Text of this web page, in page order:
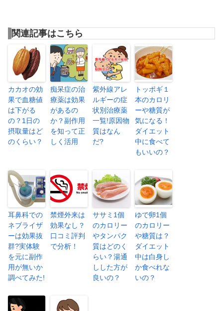
関連記事はこちら
カカオの効
果で血糖値
は下がる
の？1日の
摂取量はど
のくらい？
痴呆症の治
療薬は効果
があるの
か？副作用
を知って正
しく活用
紫外線アレ
ルギーの症
状別治療薬
一覧!原因物
質はなん
だ?
トッポギ１
本のカロリ
ーや糖質が
気になる！
ダイエット
中に食べて
もいいの？
耳鼻科での
ネブライザ
ーは効果抜
群?実体験
を元に副作
用が無いか
調べてみた!
禁煙外来は
効果なし？
口コミ評判
で分析！
ササミ1個
のカロリー
やタンパク
質はどのく
らい？湯通
しした方が
良いの？
ゆで卵1個
のカロリー
や糖質は？
ダイエット
中は白身し
か食べれな
いの？